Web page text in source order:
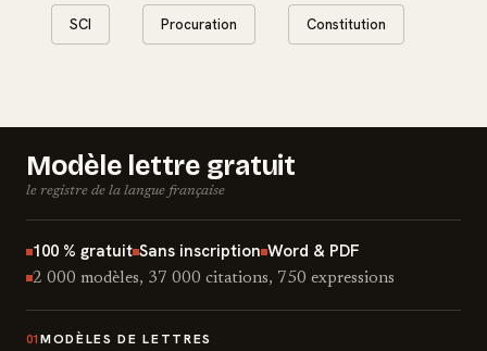
SCI Procuration Constitution
Modèle lettre gratuit
le registre de la langue française
100 % gratuit Sans inscription Word & PDF
2 000 modèles, 37 000 citations, 750 expressions
01 MODÈLES DE LETTRES